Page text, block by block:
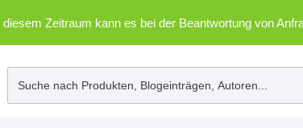
Zeitraum kann es bei der Beantwortung von